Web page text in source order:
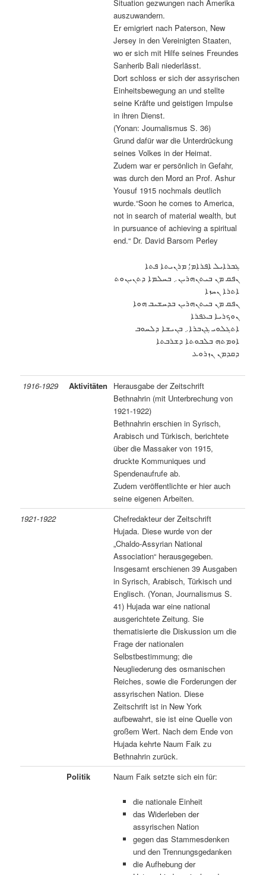
Situation gezwungen nach Amerika
auszuwandern.
Er emigriert nach Paterson, New
Jersey in den Vereinigten Staaten,
wo er sich mit Hilfe seines Freundes
Sanherib Bali niederlässt.
Dort schloss er sich der assyrischen
Einheitsbewegung an und stellte
seine Kräfte und geistigen Impulse
in ihren Dienst.
(Yonan: Journalismus S. 36)
Grund dafür war die Unterdrückung
seines Volkes in der Heimat.
Zudem war er persönlich in Gefahr,
was durch den Mord an Prof. Ashur
Yousuf 1915 nochmals deutlich
wurde.“Soon he comes to America,
not in search of material wealth, but
in pursuance of achieving a spiritual
end.“ Dr. David Barsom Perley
ܓܒܪܐܝܠ ܐܦܪܐܡ؛ ݂ܡܪܢܝܬܐ ܦܬܐ
ܢܦܩ ܡܢ ܒܝܬܢܗܪܝܢ܇ ܒܚܠܡܐ ܕܬܢܝܢܘܬ
ܐܬܪܐ ܢܚܙܐ
ܢܦܩ ܡܢ ܒܝܬܢܗܪܝܢ ܒܕܚܫܝܒ ܗܘܐ
ܢܘܟܪܝܐ ܒܥܦܪܐ
ܐܬܓܠܘܝ ܓܢܒܪܐ܇ ܒܢܝܫܐ ܕܠܚܘܒ
ܐܘܡܬܗ ܒܠܒܘܬܐ ܕܫܪܒܬܐ
ܕܩܕܡܢ ܢܙܪܘܥ
1916-1929 Aktivitäten
Herausgabe der Zeitschrift
Bethnahrin (mit Unterbrechung von
1921-1922)
Bethnahrin erschien in Syrisch,
Arabisch und Türkisch, berichtete
über die Massaker von 1915,
druckte Kommuniques und
Spendenaufrufe ab.
Zudem veröffentlichte er hier auch
seine eigenen Arbeiten.
1921-1922
Chefredakteur der Zeitschrift
Hujada. Diese wurde von der
„Chaldo-Assyrian National
Association“ herausgegeben.
Insgesamt erschienen 39 Ausgaben
in Syrisch, Arabisch, Türkisch und
Englisch. (Yonan, Journalismus S.
41) Hujada war eine national
ausgerichtete Zeitung. Sie
thematisierte die Diskussion um die
Frage der nationalen
Selbstbestimmung; die
Neugliederung des osmanischen
Reiches, sowie die Forderungen der
assyrischen Nation. Diese
Zeitschrift ist in New York
aufbewahrt, sie ist eine Quelle von
großem Wert. Nach dem Ende von
Hujada kehrte Naum Faik zu
Bethnahrin zurück.
Politik
Naum Faik setzte sich ein für:
die nationale Einheit
das Widerleben der
assyrischen Nation
gegen das Stammesdenken
und den Trennungsgedanken
die Aufhebung der